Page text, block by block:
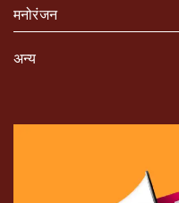
मनोरंजन
अन्य